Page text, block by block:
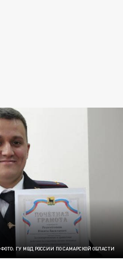
ФОТО: ГУ МВД РОССИИ ПО САМАРСКОЙ ОБЛАСТИ